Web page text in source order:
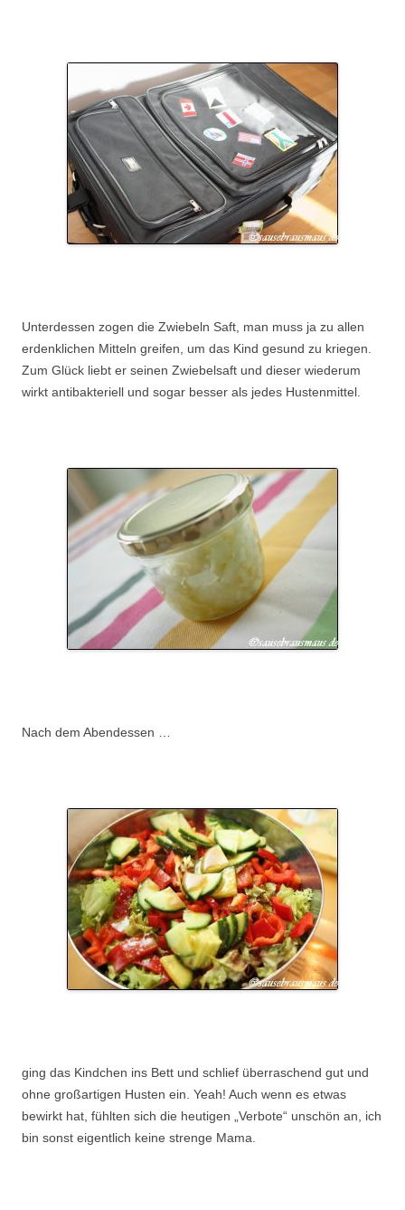
Unterdessen zogen die Zwiebeln Saft, man muss ja zu allen
erdenklichen Mitteln greifen, um das Kind gesund zu kriegen.
Zum Glück liebt er seinen Zwiebelsaft und dieser wiederum
wirkt antibakteriell und sogar besser als jedes Hustenmittel.
Nach dem Abendessen …
ging das Kindchen ins Bett und schlief überraschend gut und
ohne großartigen Husten ein. Yeah! Auch wenn es etwas
bewirkt hat, fühlten sich die heutigen „Verbote“ unschön an, ich
bin sonst eigentlich keine strenge Mama.